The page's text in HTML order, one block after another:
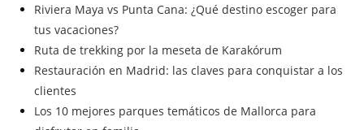
Riviera Maya vs Punta Cana: ¿Qué destino escoger para
tus vacaciones?
Ruta de trekking por la meseta de Karakórum
Restauración en Madrid: las claves para conquistar a los
clientes
Los 10 mejores parques temáticos de Mallorca para